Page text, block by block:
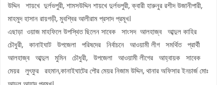
উদ্দিন শায়খে দুর্লভপুরী, শামসউদ্দিন শায়খে দুর্লভপুরী, ক্বারী হারুনুর রশীদ উজানীপারী,
মাহমুদ হাসান রায়গড়ী, মুবশ্বির আলীরাম প্রসাদ প্রমূখ।
এছাড়া ওয়াজ মাহফিলে উপস্থিত ছিলেন সাবেক সাংসদ আলহাজ্ব আব্দুল কাহির
চৌধুরী, কানাইঘাট উপজেলা পরিষদের নির্বাচনে আওয়ামী লীগ সমর্থিত প্রার্থী
আলহাজ্ব আব্দুল মুমিন চৌধুরী, উপজেলা আওয়ামী লীগের আহ্বায়ক সাবেক
মেয়র লুৎফুর রহমান,কানাইঘাটের পৌর মেয়র নিজাম উদ্দিন, থানার অফিসার ইনচার্জ মোঃ